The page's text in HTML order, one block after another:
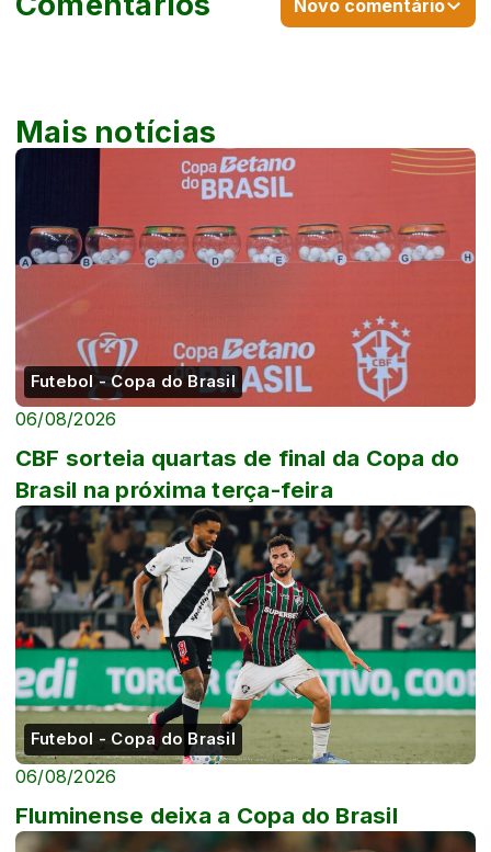
Novo comentário
Mais notícias
Futebol - Copa do Brasil
06/08/2026
CBF sorteia quartas de final da Copa do
Brasil na próxima terça-feira
Futebol - Copa do Brasil
06/08/2026
Fluminense deixa a Copa do Brasil